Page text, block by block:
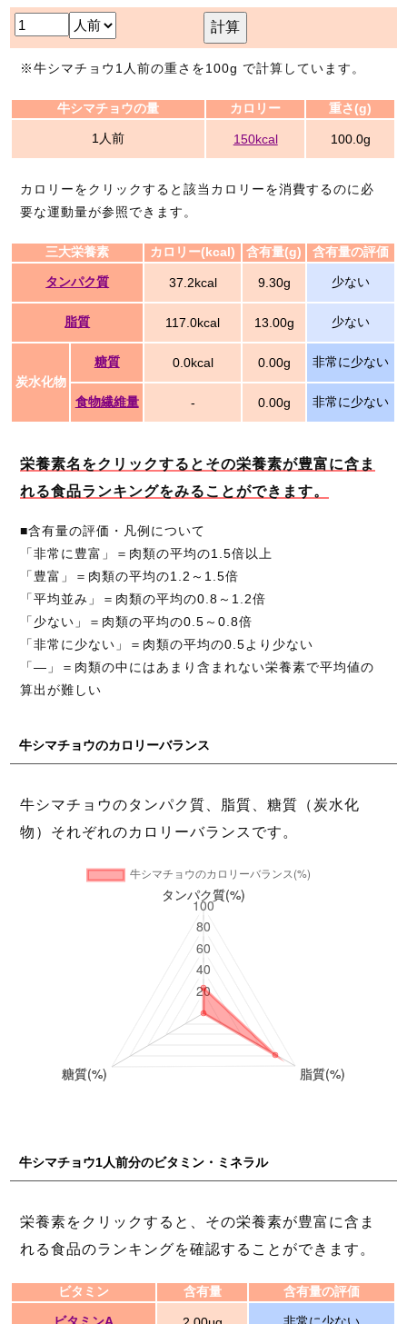
計算
※牛シマチョウ1人前の重さを100g で計算しています。
牛シマチョウの量 カロリー 重さ(g)
1人前 150kcal 100.0g
カロリーをクリックすると該当カロリーを消費するのに必
要な運動量が参照できます。
三大栄養素 カロリー(kcal) 含有量(g) 含有量の評価
タンパク質 37.2kcal 9.30g 少ない
脂質 117.0kcal 13.00g 少ない
炭水化物
糖質 0.0kcal 0.00g 非常に少ない
食物繊維量 - 0.00g 非常に少ない
栄養素名をクリックするとその栄養素が豊富に含ま
れる食品ランキングをみることができます。
■含有量の評価・凡例について
「非常に豊富」＝肉類の平均の1.5倍以上
「豊富」＝肉類の平均の1.2～1.5倍
「平均並み」＝肉類の平均の0.8～1.2倍
「少ない」＝肉類の平均の0.5～0.8倍
「非常に少ない」＝肉類の平均の0.5より少ない
「―」＝肉類の中にはあまり含まれない栄養素で平均値の
算出が難しい
牛シマチョウのカロリーバランス
牛シマチョウのタンパク質、脂質、糖質（炭水化
物）それぞれのカロリーバランスです。
牛シマチョウ1人前分のビタミン・ミネラル
栄養素をクリックすると、その栄養素が豊富に含ま
れる食品のランキングを確認することができます。
ビタミン 含有量 含有量の評価